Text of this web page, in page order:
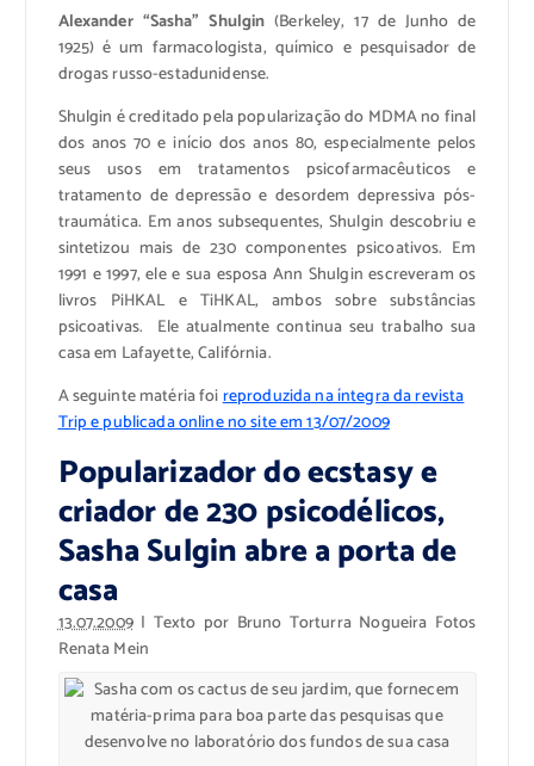
Alexander “Sasha” Shulgin (Berkeley, 17 de Junho de
1925) é um farmacologista, químico e pesquisador de
drogas russo-estadunidense.
Shulgin é creditado pela popularização do MDMA no final
dos anos 70 e início dos anos 80, especialmente pelos
seus usos em tratamentos psicofarmacêuticos e
tratamento de depressão e desordem depressiva pós-
traumática. Em anos subsequentes, Shulgin descobriu e
sintetizou mais de 230 componentes psicoativos. Em
1991 e 1997, ele e sua esposa Ann Shulgin escreveram os
livros PiHKAL e TiHKAL, ambos sobre substâncias
psicoativas. Ele atualmente continua seu trabalho sua
casa em Lafayette, Califórnia.
A seguinte matéria foireproduzida na íntegra da revista
Trip e publicada online no site em 13/07/2009
Popularizador do ecstasy e
criador de 230 psicodélicos,
Sasha Sulgin abre a porta de
casa
13.07.2009| Texto por Bruno Torturra Nogueira Fotos
Renata Mein